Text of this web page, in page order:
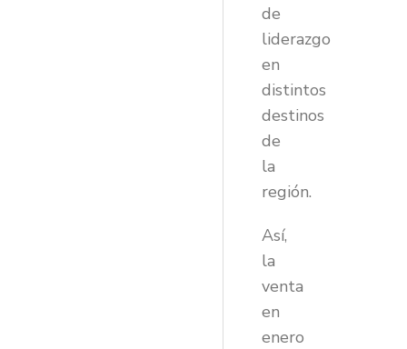
de
liderazgo
en
distintos
destinos
de
la
región.
Así,
la
venta
en
enero